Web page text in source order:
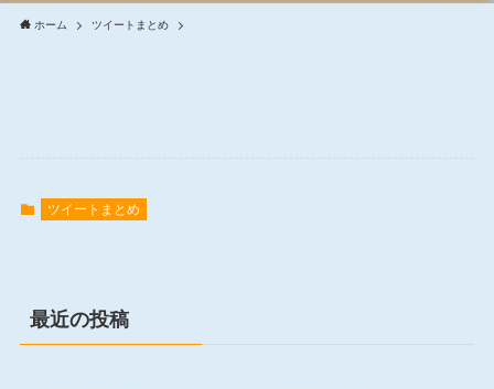
ホーム ツイートまとめ
ツイートまとめ
最近の投稿